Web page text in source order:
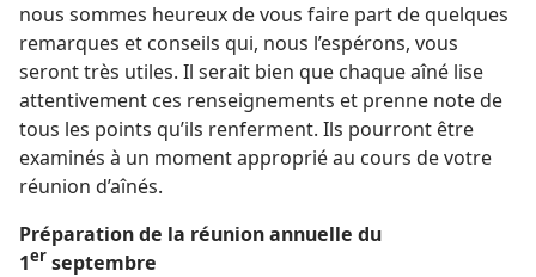
nous sommes heureux de vous faire part de quelques
remarques et conseils qui, nous l’espérons, vous
seront très utiles. Il serait bien que chaque aîné lise
attentivement ces renseignements et prenne note de
tous les points qu’ils renferment. Ils pourront être
examinés à un moment approprié au cours de votre
réunion d’aînés.
Préparation de la réunion annuelle du
1er septembre